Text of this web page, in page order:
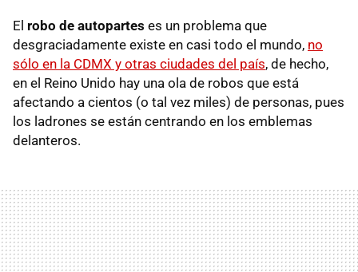
El robo de autopartes es un problema que
desgraciadamente existe en casi todo el mundo, no
sólo en la CDMX y otras ciudades del país, de hecho,
en el Reino Unido hay una ola de robos que está
afectando a cientos (o tal vez miles) de personas, pues
los ladrones se están centrando en los emblemas
delanteros.